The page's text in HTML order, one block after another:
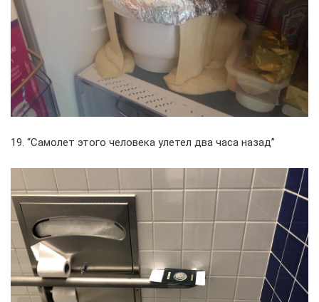
19. “Самолет этого человека улетел два часа назад”